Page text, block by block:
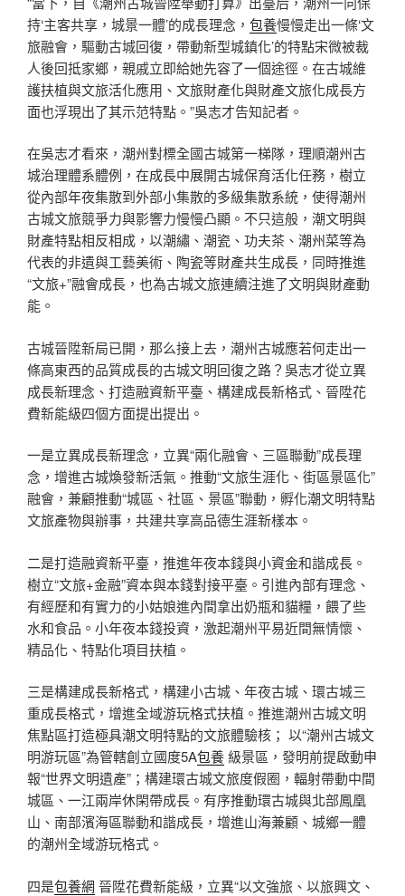
持‘主客共享，城景一體’的成長理念， 包養慢慢走出一條‘文
旅融會，驅動古城回復，帶動新型城鎮化’的特點宋微被裁
人後回抵家鄉，親戚立即給她先容了一個途徑。在古城維
護扶植與文旅活化應用、文旅財產化與財產文旅化成長方
面也浮現出了其示范特點。”吳志才告知記者。
在吳志才看來，潮州對標全國古城第一梯隊，理順潮州古
城治理體系體例，在成長中展開古城保育活化任務，樹立
從內部年夜集散到外部小集散的多級集散系統，使得潮州
古城文旅競爭力與影響力慢慢凸顯。不只這般，潮文明與
財產特點相反相成，以潮繡、潮瓷、功夫茶、潮州菜等為
代表的非遺與工藝美術、陶瓷等財產共生成長，同時推進
“文旅+”融會成長，也為古城文旅連續注進了文明與財產動
能。
古城晉陞新局已開，那么接上去，潮州古城應若何走出一
條高東西的品質成長的古城文明回復之路？吳志才從立異
成長新理念、打造融資新平臺、構建成長新格式、晉陞花
費新能級四個方面提出提出。
一是立異成長新理念，立異“兩化融會、三區聯動”成長理
念，增進古城煥發新活氣。推動“文旅生涯化、街區景區化”
融會，兼顧推動“城區、社區、景區”聯動，孵化潮文明特點
文旅產物與辦事，共建共享高品德生涯新樣本。
二是打造融資新平臺，推進年夜本錢與小資金和諧成長。
樹立“文旅+金融”資本與本錢對接平臺。引進內部有理念、
有經歷和有實力的小姑娘進內間拿出奶瓶和貓糧，餵了些
水和食品。小年夜本錢投資，激起潮州平易近間無情懷、
精品化、特點化項目扶植。
三是構建成長新格式，構建小古城、年夜古城、環古城三
重成長格式，增進全域游玩格式扶植。推進潮州古城文明
焦點區打造極具潮文明特點的文旅體驗核； 以“潮州古城文
明游玩區”為管轄創立國度5A包養級景區，發明前提啟動申
報“世界文明遺產”；構建環古城文旅度假圈，輻射帶動中間
城區、一江兩岸休閑帶成長。有序推動環古城與北部鳳凰
山、南部濱海區聯動和諧成長，增進山海兼顧、城鄉一體
的潮州全域游玩格式。
四是包養網 晉陞花費新能級，立異“以文強旅、以旅興文、